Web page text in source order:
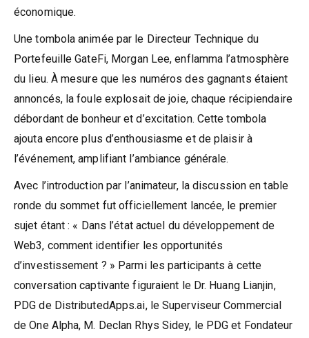
économique.
Une tombola animée par le Directeur Technique du
Portefeuille GateFi, Morgan Lee, enflamma l’atmosphère
du lieu. À mesure que les numéros des gagnants étaient
annoncés, la foule explosait de joie, chaque récipiendaire
débordant de bonheur et d’excitation. Cette tombola
ajouta encore plus d’enthousiasme et de plaisir à
l’événement, amplifiant l’ambiance générale.
Avec l’introduction par l’animateur, la discussion en table
ronde du sommet fut officiellement lancée, le premier
sujet étant : « Dans l’état actuel du développement de
Web3, comment identifier les opportunités
d’investissement ? » Parmi les participants à cette
conversation captivante figuraient le Dr. Huang Lianjin,
PDG de DistributedApps.ai, le Superviseur Commercial
de One Alpha, M. Declan Rhys Sidey, le PDG et Fondateur